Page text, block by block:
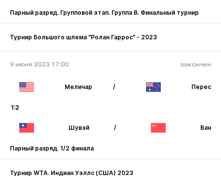
Парный разряд. Групповой этап. Группа В. Финальный турнир
Турнир Большого шлема "Ролан Гаррос" - 2023
9 июня 2023 17:00 закончен
Меличар / Перес
1:2
Шувэй / Ван
Парный разряд. 1/2 финала
Турнир WTA. Индиан Уэллс (США) 2023